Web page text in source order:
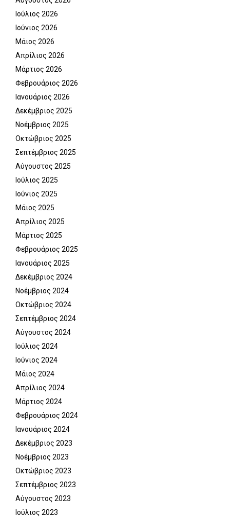
Ιούλιος 2026
Ιούνιος 2026
Μάιος 2026
Απρίλιος 2026
Μάρτιος 2026
Φεβρουάριος 2026
Ιανουάριος 2026
Δεκέμβριος 2025
Νοέμβριος 2025
Οκτώβριος 2025
Σεπτέμβριος 2025
Αύγουστος 2025
Ιούλιος 2025
Ιούνιος 2025
Μάιος 2025
Απρίλιος 2025
Μάρτιος 2025
Φεβρουάριος 2025
Ιανουάριος 2025
Δεκέμβριος 2024
Νοέμβριος 2024
Οκτώβριος 2024
Σεπτέμβριος 2024
Αύγουστος 2024
Ιούλιος 2024
Ιούνιος 2024
Μάιος 2024
Απρίλιος 2024
Μάρτιος 2024
Φεβρουάριος 2024
Ιανουάριος 2024
Δεκέμβριος 2023
Νοέμβριος 2023
Οκτώβριος 2023
Σεπτέμβριος 2023
Αύγουστος 2023
Ιούλιος 2023